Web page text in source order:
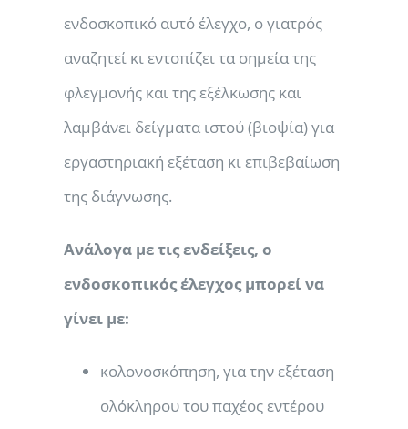
ενδοσκοπικό αυτό έλεγχο, ο γιατρός
αναζητεί κι εντοπίζει τα σημεία της
φλεγμονής και της εξέλκωσης και
λαμβάνει δείγματα ιστού (βιοψία) για
εργαστηριακή εξέταση κι επιβεβαίωση
της διάγνωσης.
Ανάλογα με τις ενδείξεις, ο
ενδοσκοπικός έλεγχος μπορεί να
γίνει με:
κολονοσκόπηση, για την εξέταση
ολόκληρου του παχέος εντέρου